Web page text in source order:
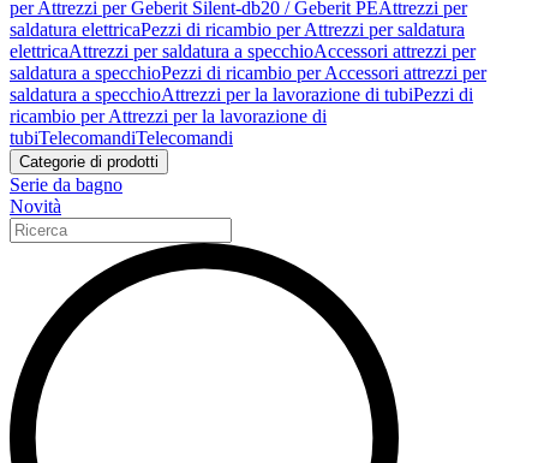
per Attrezzi per Geberit Silent-db20 / Geberit PEAttrezzi per
saldatura elettricaPezzi di ricambio per Attrezzi per saldatura
elettricaAttrezzi per saldatura a specchioAccessori attrezzi per
saldatura a specchioPezzi di ricambio per Accessori attrezzi per
saldatura a specchioAttrezzi per la lavorazione di tubiPezzi di
ricambio per Attrezzi per la lavorazione di
tubiTelecomandiTelecomandi
Categorie di prodotti
Serie da bagno
Novità